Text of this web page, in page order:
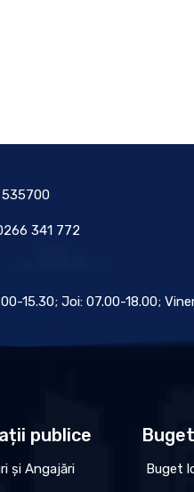
535700
341 772
15.30; Joi: 07.00-18.00;
publice
și Angajări Buget